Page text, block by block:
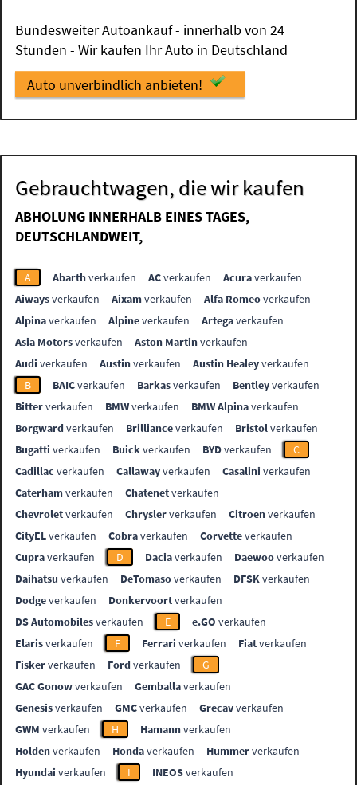
Bundesweiter Autoankauf - innerhalb von 24
Stunden - Wir kaufen Ihr Auto in Deutschland
Auto unverbindlich anbieten!
Gebrauchtwagen, die wir kaufen
ABHOLUNG INNERHALB EINES TAGES,
DEUTSCHLANDWEIT,
A Abarthverkaufen ACverkaufen Acuraverkaufen
Aiwaysverkaufen Aixamverkaufen Alfa Romeoverkaufen
Alpinaverkaufen Alpineverkaufen Artegaverkaufen
Asia Motorsverkaufen Aston Martinverkaufen
Audi verkaufen Austinverkaufen Austin Healeyverkaufen
B
BAICverkaufen Barkasverkaufen Bentleyverkaufen
Bitterverkaufen BMWverkaufen BMW Alpinaverkaufen
Borgwardverkaufen Brillianceverkaufen Bristolverkaufen
Bugatti verkaufen Buickverkaufen BYDverkaufen
C
Cadillac verkaufen Callawayverkaufen Casalini verkaufen
Caterhamverkaufen Chatenetverkaufen
Chevroletverkaufen Chryslerverkaufen Citroenverkaufen
CityELverkaufen Cobraverkaufen Corvetteverkaufen
Cupraverkaufen D Daciaverkaufen Daewooverkaufen
Daihatsu verkaufen DeTomasoverkaufen DFSKverkaufen
Dodgeverkaufen Donkervoortverkaufen
DS Automobilesverkaufen E e.GO verkaufen
Elarisverkaufen F Ferrari verkaufen Fiatverkaufen
Fiskerverkaufen Fordverkaufen
G
GAC Gonowverkaufen Gemballaverkaufen
Genesisverkaufen GMCverkaufen Grecavverkaufen
GWM verkaufen H Hamannverkaufen
Holdenverkaufen Hondaverkaufen Hummerverkaufen
Hyundai verkaufen I INEOSverkaufen